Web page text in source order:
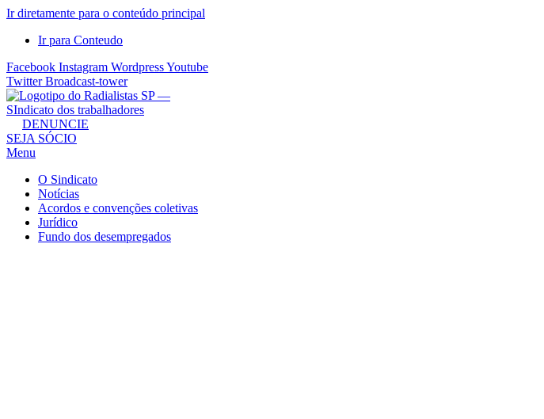
Ir diretamente para o conteúdo principal
Ir para Conteudo
Facebook Instagram WordpressYoutube
Twitter Broadcast-tower
Sindicato
dos
Radialistas
São
Paulo
Sindicato
DENUNCIE
SEJA SÓCIO
Menu
O Sindicato
Notícias
Acordos e convenções coletivas
Jurídico
Fundo dos desempregados